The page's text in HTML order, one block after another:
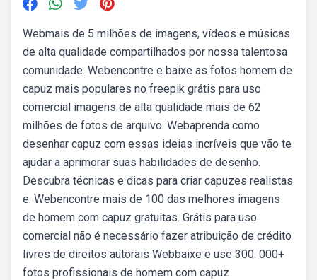
Webmais de 5 milhões de imagens, vídeos e músicas
de alta qualidade compartilhados por nossa talentosa
comunidade. Webencontre e baixe as fotos homem de
capuz mais populares no freepik grátis para uso
comercial imagens de alta qualidade mais de 62
milhões de fotos de arquivo. Webaprenda como
desenhar capuz com essas ideias incríveis que vão te
ajudar a aprimorar suas habilidades de desenho.
Descubra técnicas e dicas para criar capuzes realistas
e. Webencontre mais de 100 das melhores imagens
de homem com capuz gratuitas. Grátis para uso
comercial não é necessário fazer atribuição de crédito
livres de direitos autorais Webbaixe e use 300. 000+
fotos profissionais de homem com capuz